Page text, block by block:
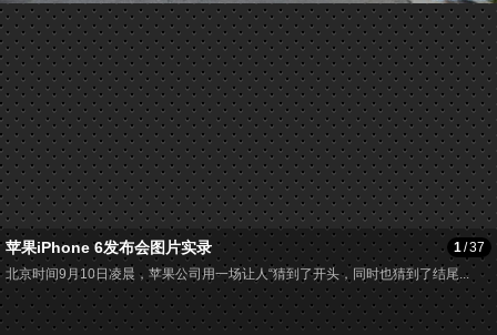
苹果iPhone 6发布会图片实录
北京时间9月10日凌晨，苹果公司用一场让人“猜到了开头，同时也猜到了结尾...
1/37